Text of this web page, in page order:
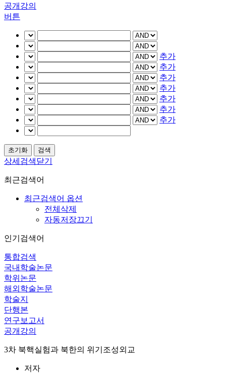
공개강의
버튼
추가
추가
추가
추가
추가
추가
추가
상세검색닫기
최근검색어
최근검색어 옵션
전체삭제
자동저장끄기
인기검색어
통합검색
국내학술논문
학위논문
해외학술논문
학술지
단행본
연구보고서
공개강의
3차 북핵실험과 북한의 위기조성외교
저자